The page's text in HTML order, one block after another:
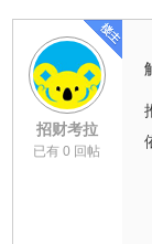
招财考拉
已有 0 回帖